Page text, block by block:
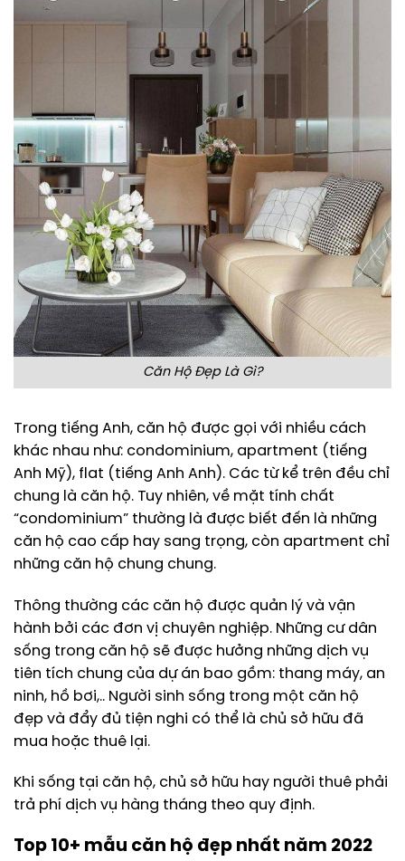
Căn Hộ Đẹp Là Gì?
Trong tiếng Anh, căn hộ được gọi với nhiều cách
khác nhau như: condominium, apartment (tiếng
Anh Mỹ), flat (tiếng Anh Anh). Các từ kể trên đều chỉ
chung là căn hộ. Tuy nhiên, về mặt tính chất
“condominium” thường là được biết đến là những
căn hộ cao cấp hay sang trọng, còn apartment chỉ
những căn hộ chung chung.
Thông thường các căn hộ được quản lý và vận
hành bởi các đơn vị chuyên nghiệp. Những cư dân
sống trong căn hộ sẽ được hưởng những dịch vụ
tiên tích chung của dự án bao gồm: thang máy, an
ninh, hồ bơi,.. Người sinh sống trong một căn hộ
đẹp và đẩy đủ tiện nghi có thể là chủ sở hữu đã
mua hoặc thuê lại.
Khi sống tại căn hộ, chủ sở hữu hay người thuê phải
trả phí dịch vụ hàng tháng theo quy định.
Top 10+ mẫu căn hộ đẹp nhất năm 2022